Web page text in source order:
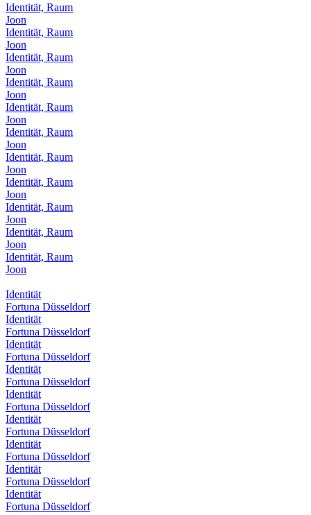
Identität, Raum
Joon
Identität, Raum
Joon
Identität, Raum
Joon
Identität, Raum
Joon
Identität, Raum
Joon
Identität, Raum
Joon
Identität, Raum
Joon
Identität, Raum
Joon
Identität, Raum
Joon
Identität, Raum
Joon
Identität, Raum
Joon
Identität
Fortuna Düsseldorf
Identität
Fortuna Düsseldorf
Identität
Fortuna Düsseldorf
Identität
Fortuna Düsseldorf
Identität
Fortuna Düsseldorf
Identität
Fortuna Düsseldorf
Identität
Fortuna Düsseldorf
Identität
Fortuna Düsseldorf
Identität
Fortuna Düsseldorf